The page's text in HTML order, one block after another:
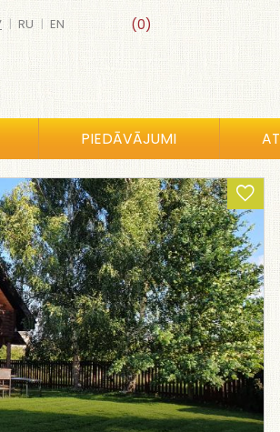
(0)
| RU | EN
PIEDĀVĀJUMI